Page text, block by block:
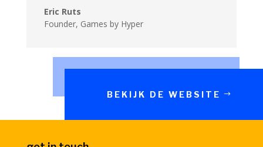
Eric Ruts
Founder, Games by Hyper
BEKIJK DE WEBSITE